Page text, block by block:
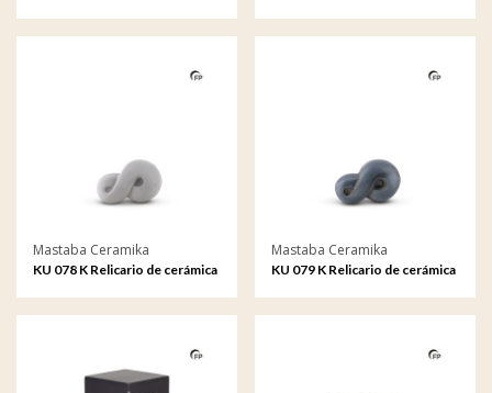
Mastaba Ceramika
KU 078 K Relicario de cerámica
Mastaba Ceramika
KU 079 K Relicario de cerámica